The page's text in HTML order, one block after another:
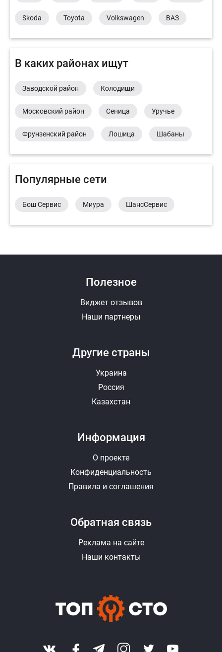
Skoda Toyota Volkswagen ВАЗ
В каких районах ищут
Заводской район Колодищи
Московский район Сеница Уручье
Фрунзенский район Лошица Шабаны
Популярные сети
Бош Сервис Миура ШансСервис
Другие страны
Украина
Россия
Казахстан
Полезное
Виджет отзывов
Наши партнеры
Информация
О проекте
Конфиденциальность
Правила и соглашения
Обратная связь
Реклама на сайте
Наши контакты